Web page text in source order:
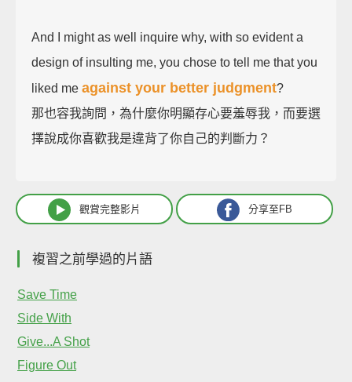
And I might as well inquire why, with so evident a
design of insulting me, you chose to tell me that you
liked me against your better judgment?
那也容我詢問，為什麼你明顯存心要羞辱我，而要選
擇說成你喜歡我是違背了你自己的判斷力？
觀賞完整影片 分享至FB
複習之前學過的片語
Save Time
Side With
Give...A Shot
Figure Out